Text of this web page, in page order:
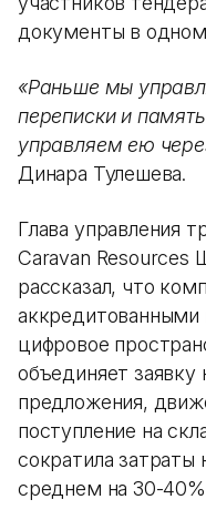
документы в
«Раньше мы
переписки и
управляем ею
Динара Тулешева.
Глава управления
Caravan Resources
рассказал, что
аккредитованными
цифровое
объединяет заявку
предложения,
поступление на
сократила затраты
среднем на 30-